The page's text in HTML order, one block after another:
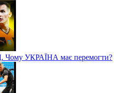
УКРАЇНА має перемогти?